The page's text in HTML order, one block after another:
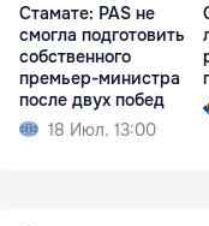
Стамате: PAS не
смогла подготовить
собственного
премьер-министра
после двух побед
18 Июл. 13:00